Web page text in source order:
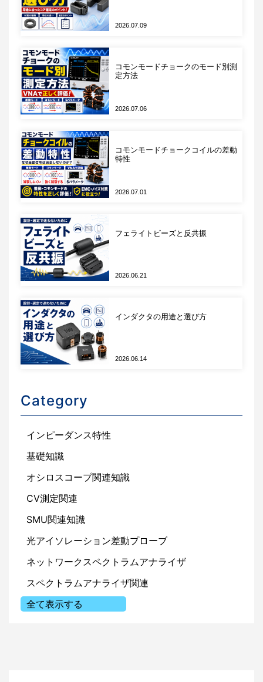
主選
準
ESL・DCバイア
表1 パスコン（MLCC）と電圧安定化用電解コンデ
ンサの対比
で解決しようとする、あるいはMLCCの静電容量を
増やせばノイズが減ると考える誤った判断につなが
ります。パスコンを選定する前にそれぞれの役割を
正しく認識することが、目的の周波数帯でノイズを
低減するための出発点になります。
設計仕様への落とし込み
すでに出来上がったプリント基板の場合ループ面積
を縮める余地が限られ、部品の差し替えにも在庫・
パターンの制約があります。
書き起こすことです。
ループ面積・配置：レイアウト設計規則にルー
プ面積の上限・VCC/GNDビア配置・応力集中
箇所へのMLCC配置制限を明記する
る
のマージンと誘電率系を指定する
温度係数：部品選定条件に温度係数コードと動
種類選定：ノイズ対策用か電圧安定化用かを役
割として明示する
デモ機レンタルサービス
© 2026 T&Mコーポレーション株式会社
2026.07.09
コモンモードチョークのモード別測
定方法
2026.07.06
コモンモードチョークコイルの差動
特性
2026.07.01
フェライトビーズと反共振
2026.06.21
インダクタの用途と選び方
2026.06.14
Category
インピーダンス特性
基礎知識
オシロスコープ関連知識
CV測定関連
SMU関連知識
光アイソレーション差動プローブ
ネットワークスペクトラムアナライザ
スペクトラムアナライザ関連
全て表示する